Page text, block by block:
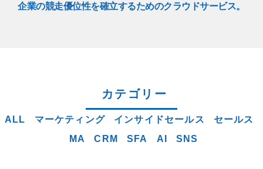
企業の競走優位性を確立するためのクラウドサービス。
カテゴリー
ALL マーケティング インサイドセールス
セールス
MA
CRM SFA AI SNS